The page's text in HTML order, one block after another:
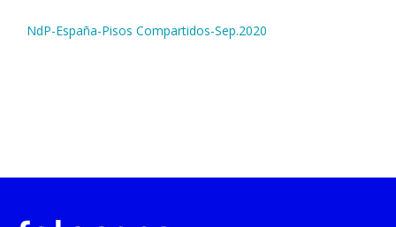
NdP-España-Pisos Compartidos-Sep.2020